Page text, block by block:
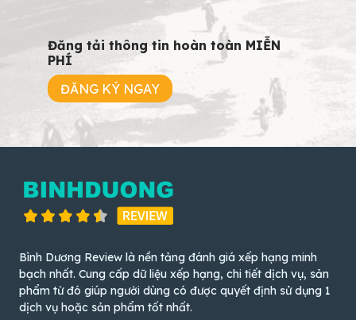
Đăng tải thông tin hoàn toàn MIỄN
PHÍ
ĐĂNG KÝ NGAY
Bình Dương Review là nền tảng đánh giá xếp hạng minh
bạch nhất. Cung cấp dữ liệu xếp hạng, chi tiết dịch vụ, sản
phẩm từ đó giúp người dùng có được quyết định sử dụng 1
dịch vụ hoặc sản phẩm tốt nhất.